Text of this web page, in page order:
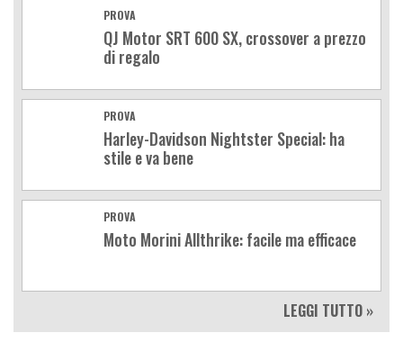
PROVA
QJ Motor SRT 600 SX, crossover a prezzo
di regalo
PROVA
Harley-Davidson Nightster Special: ha
stile e va bene
PROVA
Moto Morini Allthrike: facile ma efficace
LEGGI TUTTO »